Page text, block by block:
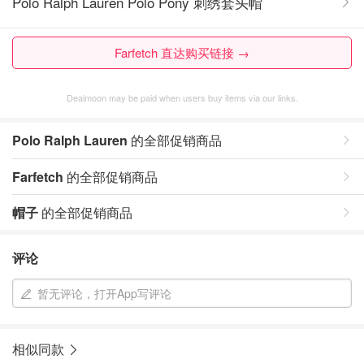
Farfetch 直达购买链接 →
Dealmoon may be paid when users buy items via our links.
Polo Ralph Lauren 的全部促销商品
Farfetch 的全部促销商品
帽子 的全部促销商品
评论
暂无评论，打开App写评论
相似同款